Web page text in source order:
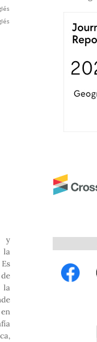
y
la
la